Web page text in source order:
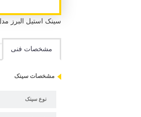
سینک استیل البرز مدل 765 توکار راست استیل 304 لگن 2 عدد سینی 1 عدد طول 116 سانتی متر عرض 52
مشخصات فنی
مشخصات سینک
نوع سینک